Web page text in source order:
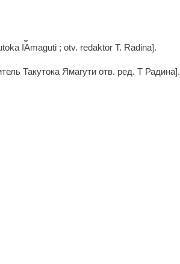
I︠A︡maguti ; otv. redaktor T. Radina].
Такутока Ямагути отв. ред. Т Радина].